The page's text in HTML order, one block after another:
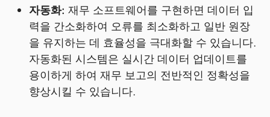
자동화: 재무 소프트웨어를 구현하면 데이터 입
력을 간소화하여 오류를 최소화하고 일반 원장
을 유지하는 데 효율성을 극대화할 수 있습니다.
자동화된 시스템은 실시간 데이터 업데이트를
용이하게 하여 재무 보고의 전반적인 정확성을
향상시킬 수 있습니다.